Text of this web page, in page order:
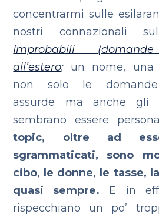
concentrarmi sulle
nostri connazionali
Improbabili
all’estero: un nome, una
non solo le
assurde ma anche gli
sembrano essere
topic, oltre ad
sgrammaticati, sono
cibo, le donne, le tasse,
quasi sempre. E in
rispecchiano un po’